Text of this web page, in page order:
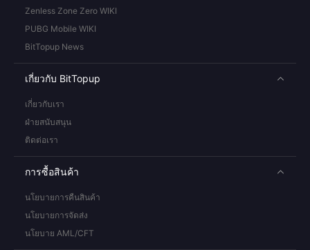
Zenless Zone Zero WIKI
PUBG Mobile WIKI
BitTopup News
เกี่ยวกับ BitTopup
เกี่ยวกับเรา
ฝ่ายสนับสนุน
ติดต่อเรา
การซื้อสินค้า
นโยบายการคืนสินค้า
นโยบายการจัดส่ง
นโยบาย AML/CFT